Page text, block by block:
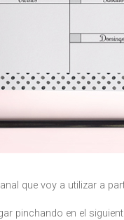
que voy a utilizar a
pinchando en el